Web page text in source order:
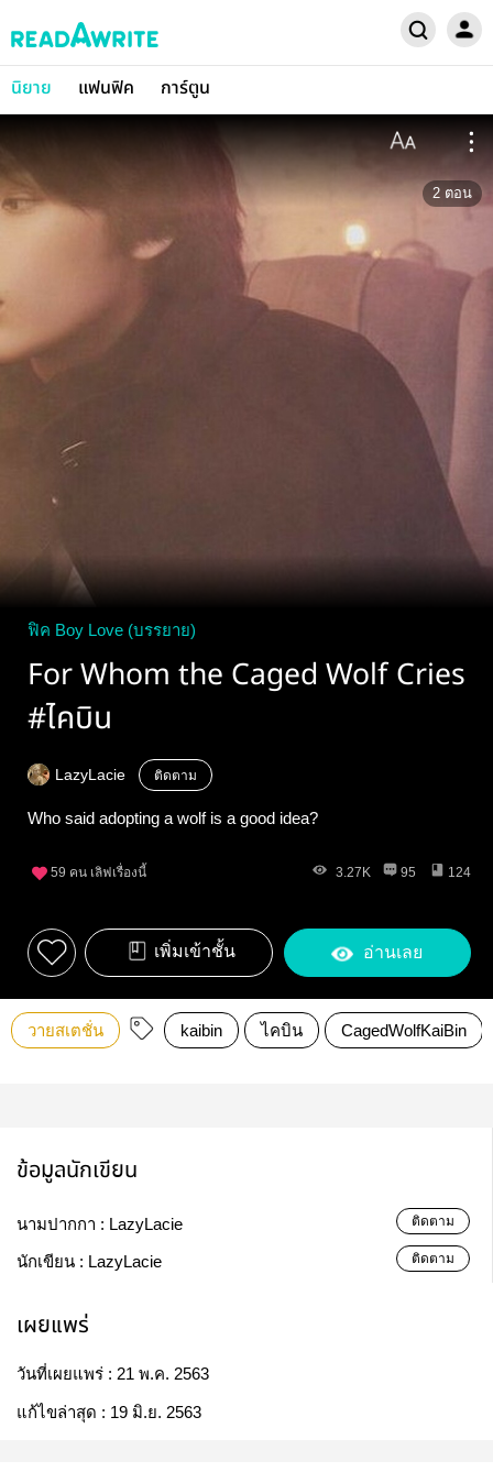
นิยาย แฟนฟิค การ์ตูน
2 ตอน
ฟิค Boy Love (บรรยาย)
For Whom the Caged Wolf Cries
#ไคบิน
LazyLacie ติดตาม
Who said adopting a wolf is a good idea?
59 คน เลิฟเรื่องนี้ 3.27K 95 124
เพิ่มเข้าชั้น อ่านเลย
วายสเตชั่น kaibin ไคบิน CagedWolfKaiBin
ข้อมูลนักเขียน
นามปากกา : LazyLacie ติดตาม
นักเขียน : LazyLacie ติดตาม
เผยแพร่
วันที่เผยแพร่ : 21 พ.ค. 2563
แก้ไขล่าสุด : 19 มิ.ย. 2563